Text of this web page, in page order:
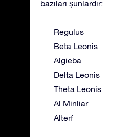
bazıları şunlardır:
Regulus
Beta Leonis
Algieba
Delta Leonis
Theta Leonis
Al Minliar
Alterf